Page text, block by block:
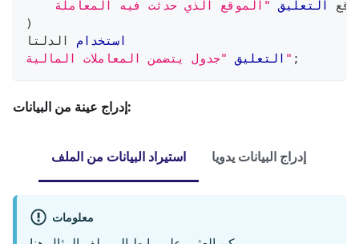
التعليق
)
استخدام الدلتا
التعليق
"جدول يتضمن المعاملات المالية" ;
إدراج عينة من البيانات:
استيراد البيانات من الملف إدراج البيانات يدويا
معلومات